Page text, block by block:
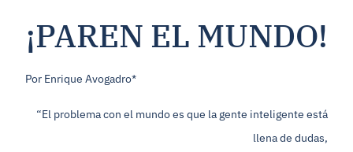
¡PAREN EL MUNDO!
Por Enrique Avogadro*
“El problema con el mundo es que la gente inteligente está
llena de dudas,